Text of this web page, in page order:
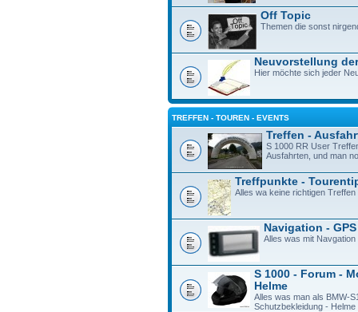
Off Topic
Themen die sonst
Neuvorstellung
Hier möchte sich jeder
TREFFEN - TOUREN - EVENTS
Treffen -
S 1000 RR User
Ausfahrten, und man
Treffpunkte -
Alles wa keine richtigen Treffen
Navigation - GPS
Alles was mit
S 1000 - Forum -
Helme
Alles was man als BMW-
Schutzbekleidung -